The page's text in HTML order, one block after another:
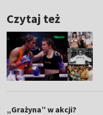
Czytaj też
„Grażyna” w akcji?